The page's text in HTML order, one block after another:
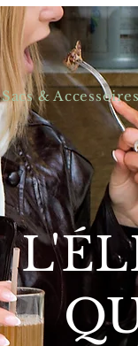
Sacs & Accessoires